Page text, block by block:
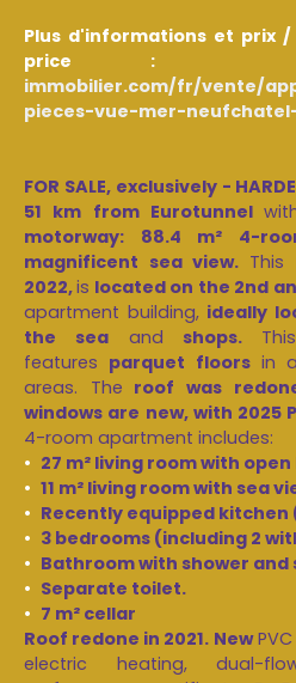
Plus d'informations et prix
price
immobilier.com/fr/vente/
pieces-vue-mer-
FOR SALE, exclusively -
51 km from Eurotunnel
motorway: 88.4 m² 4-
magnificent sea view. This
2022,is located on the 2nd
apartment building, ideally
the sea and shops.
features parquet floors in
areas. The roof was
windows are new, with 2025
4-room apartment includes:
27 m² living room with
11 m² living room with sea
Recently equipped kitchen
3 bedrooms (including 2
Bathroom with shower and
Separate toilet.
7 m² cellar
Roof redone in 2021. New
electric heating, dual-